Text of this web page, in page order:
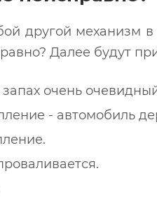
другой механизм в
Далее будут
очень
- автомобиль